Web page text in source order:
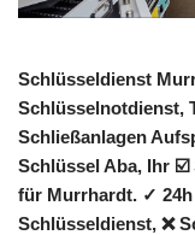
Schlüsseldienst
Schlüsselnotdienst,
Schließanlagen
Schlüssel Aba, Ihr
für Murrhardt. ✓
Schlüsseldienst, ❌